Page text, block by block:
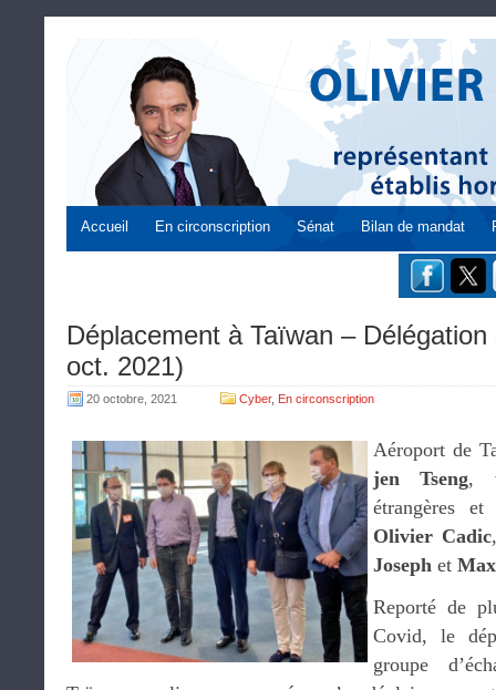
Accueil En circonscription Sénat Bilan de mandat
Déplacement à Taïwan –
oct. 2021)
20 octobre, 2021 Cyber, En circonscription
Aéroport de
jen Tseng,
étrangères
Olivier Cadic
Joseph et
Reporté de
Covid, le
groupe